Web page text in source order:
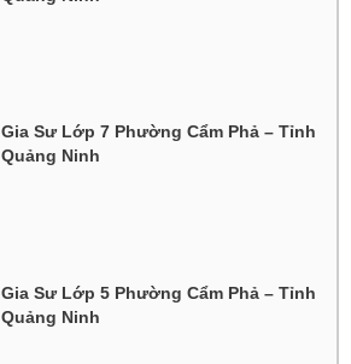
Gia Sư Lớp 7 Phường Cẩm Phả – Tỉnh
Quảng Ninh
Gia Sư Lớp 5 Phường Cẩm Phả – Tỉnh
Quảng Ninh